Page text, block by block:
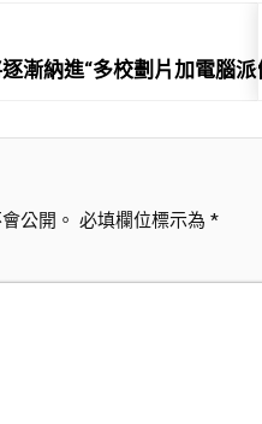
漸納進“多校劃片加電腦
公開。 必填欄位標示為 *